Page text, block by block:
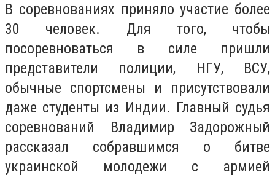
В соревнованиях приняло участие более
30 человек. Для того, чтобы
посоревноваться в силе пришли
представители полиции, НГУ, ВСУ,
обычные спортсмены и присутствовали
даже студенты из Индии. Главный судья
соревнований Владимир Задорожный
рассказал собравшимся о битве
украинской молодежи с армией